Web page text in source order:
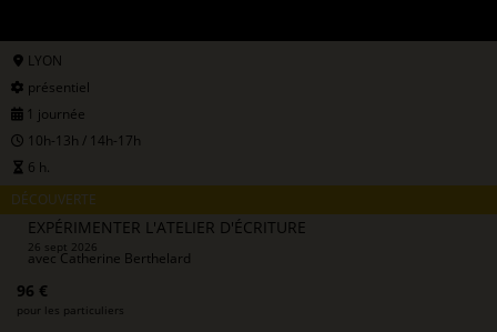
LYON
présentiel
1 journée
10h-13h / 14h-17h
6 h.
DÉCOUVERTE
EXPÉRIMENTER L'ATELIER D'ÉCRITURE
26 sept 2026
avec Catherine Berthelard
96 €
pour les particuliers